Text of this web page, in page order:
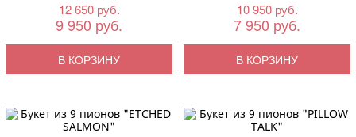
12 650 руб.
9 950 руб.
В КОРЗИНУ
10 950 руб.
7 950 руб.
В КОРЗИНУ